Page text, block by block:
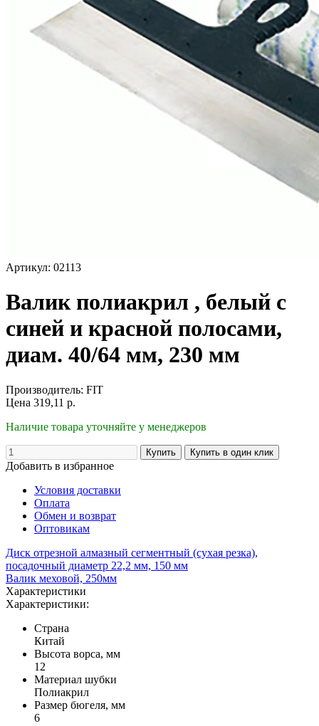
Артикул: 02113
Валик полиакрил , белый с
синей и красной полосами,
диам. 40/64 мм, 230 мм
Производитель: FIT
Цена 319,11 р.
Наличие товара уточняйте у менеджеров
Добавить в избранное
Условия доставки
Оплата
Обмен и возврат
Оптовикам
Диск отрезной алмазный сегментный (сухая резка),
посадочный диаметр 22,2 мм, 150 мм
Валик меховой, 250мм
Характеристики
Характеристики:
Страна
Китай
Высота ворса, мм
12
Материал шубки
Полиакрил
Размер бюгеля, мм
6